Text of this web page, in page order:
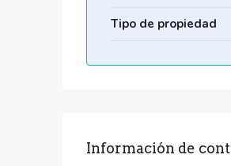
Tipo de propiedad
Información de